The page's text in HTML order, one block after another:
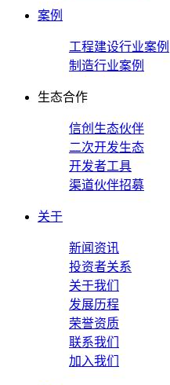
案例
工程建设行业案例
制造行业案例
生态合作
信创生态伙伴
二次开发生态
开发者工具
渠道伙伴招募
关于
新闻资讯
投资者关系
关于我们
发展历程
荣誉资质
联系我们
加入我们